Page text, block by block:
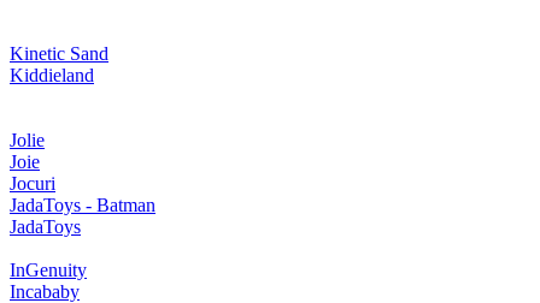
Kinetic Sand
Kiddieland
Jolie
Joie
Jocuri
JadaToys - Batman
JadaToys
InGenuity
Incababy